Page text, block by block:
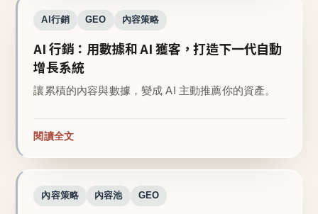
AI行銷 GEO 內容策略
AI 行銷：用數據和 AI 獲客，打造下一代自動
增長系統
讓累積的內容與數據，變成 AI 主動推薦你的資產。
閱讀全文
內容策略 內容池 GEO